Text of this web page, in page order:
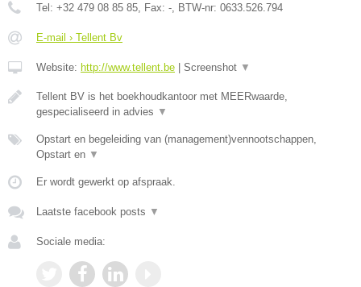
Tel: +32 479 08 85 85 , Fax: - , BTW-nr: 0633.526.794
E-mail › Tellent Bv
Website: http://www.tellent.be | Screenshot ▼
Tellent BV is het boekhoudkantoor met MEERwaarde,
gespecialiseerd in advies ▼
Opstart en begeleiding van (management)vennootschappen,
Opstart en ▼
Er wordt gewerkt op afspraak.
Laatste facebook posts ▼
Sociale media: